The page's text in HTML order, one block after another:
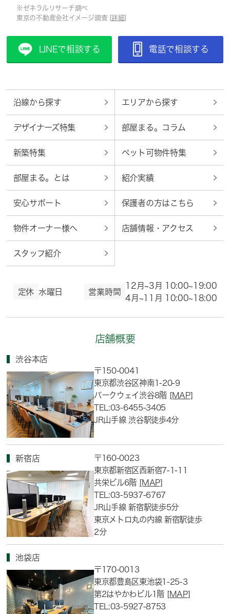
※ゼネラルリサーチ調べ
東京の不動産会社イメージ調査 [ 詳細
LINEで相談する 電話で相談する
沿線から探す エリアから探す
デザイナーズ特集 部屋まる。コラム
新築特集 ペット可物件特集
部屋まる。とは 紹介実績
安心サポート 保護者の方はこちら
物件オーナー様へ 店舗情報・アクセス
スタッフ紹介
定休 水曜日 営業時間
12月~3月 10:00~19:00
4月~11月 10:00~18:00
店舗概要
渋谷本店
〒150-0041
東京都渋谷区神南1-20-9
パークウェイ渋谷8階 [MAP]
TEL:03-6455-3405
JR山手線 渋谷駅徒歩4分
新宿店
〒160-0023
東京都新宿区西新宿7-1-11
共栄ビル6階 [MAP]
TEL:03-5937-6767
JR山手線 新宿駅徒歩5分
東京メトロ丸の内線 新宿駅徒歩
2分
池袋店
〒170-0013
東京都豊島区東池袋1-25-3
第2はやかわビル1階 [MAP]
TEL:03-5927-8753